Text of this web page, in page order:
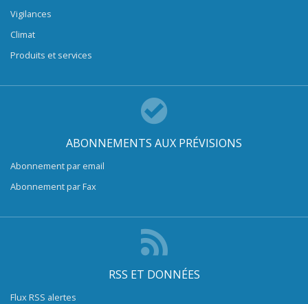
Vigilances
Climat
Produits et services
ABONNEMENTS AUX PRÉVISIONS
Abonnement par email
Abonnement par Fax
RSS ET DONNÉES
Flux RSS alertes